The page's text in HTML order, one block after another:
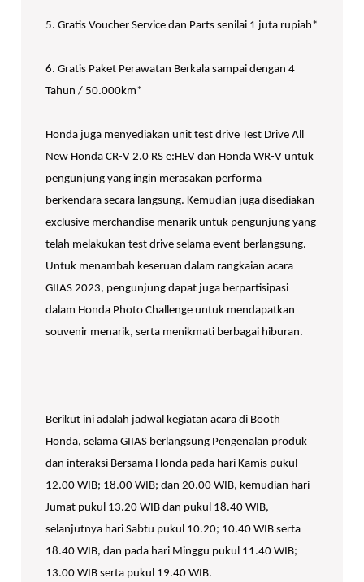
5. Gratis Voucher Service dan Parts senilai 1 juta rupiah*
6. Gratis Paket Perawatan Berkala sampai dengan 4
Tahun / 50.000km*
Honda juga menyediakan unit test drive Test Drive All
New Honda CR-V 2.0 RS e:HEV dan Honda WR-V untuk
pengunjung yang ingin merasakan performa
berkendara secara langsung. Kemudian juga disediakan
exclusive merchandise menarik untuk pengunjung yang
telah melakukan test drive selama event berlangsung.
Untuk menambah keseruan dalam rangkaian acara
GIIAS 2023, pengunjung dapat juga berpartisipasi
dalam Honda Photo Challenge untuk mendapatkan
souvenir menarik, serta menikmati berbagai hiburan.
Berikut ini adalah jadwal kegiatan acara di Booth
Honda, selama GIIAS berlangsung Pengenalan produk
dan interaksi Bersama Honda pada hari Kamis pukul
12.00 WIB; 18.00 WIB; dan 20.00 WIB, kemudian hari
Jumat pukul 13.20 WIB dan pukul 18.40 WIB,
selanjutnya hari Sabtu pukul 10.20; 10.40 WIB serta
18.40 WIB, dan pada hari Minggu pukul 11.40 WIB;
13.00 WIB serta pukul 19.40 WIB.